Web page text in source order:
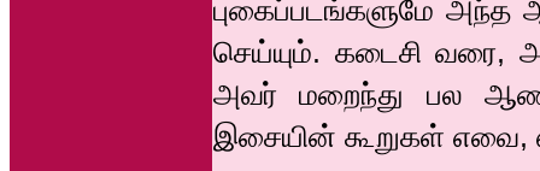
புகைப்படங்களுமே
செய்யும். கடைசி வரை,
அவர் மறைந்து பல
இசையின் கூறுகள் எவை,